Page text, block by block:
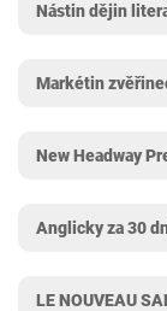
Nástin dějin
Markétin
New Headway
Anglicky za 30
LE NOUVEAU